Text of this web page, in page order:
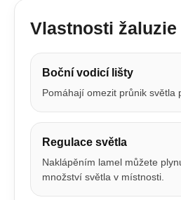
Vlastnosti žaluzie
Boční vodicí lišty
Pomáhají omezit průnik světla
Regulace světla
Naklápěním lamel můžete
množství světla v místnosti.